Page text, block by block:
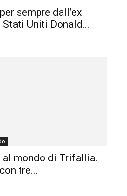
sempre dall’ex
Uniti Donald...
al mondo di Trifallia.
tre...